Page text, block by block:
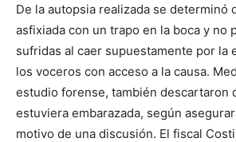
De la autopsia realizada se determinó
asfixiada con un trapo en la boca y no
sufridas al caer supuestamente por la
los voceros con acceso a la causa.
estudio forense, también descartaron
estuviera embarazada, según
motivo de una discusión. El fiscal